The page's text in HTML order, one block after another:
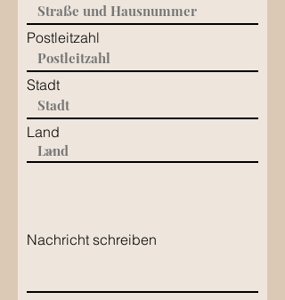
Postleitzahl
Stadt
Land
Nachricht schreiben